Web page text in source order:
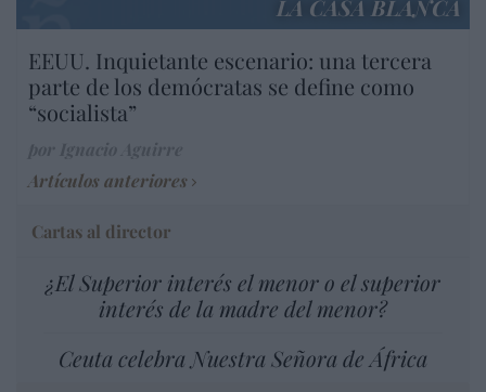
LA CASA BLANCA
EEUU. Inquietante escenario: una tercera
parte de los demócratas se define como
“socialista”
Artículos anteriores
Cartas al director
¿El Superior interés el menor o el superior
interés de la madre del menor?
Ceuta celebra Nuestra Señora de África